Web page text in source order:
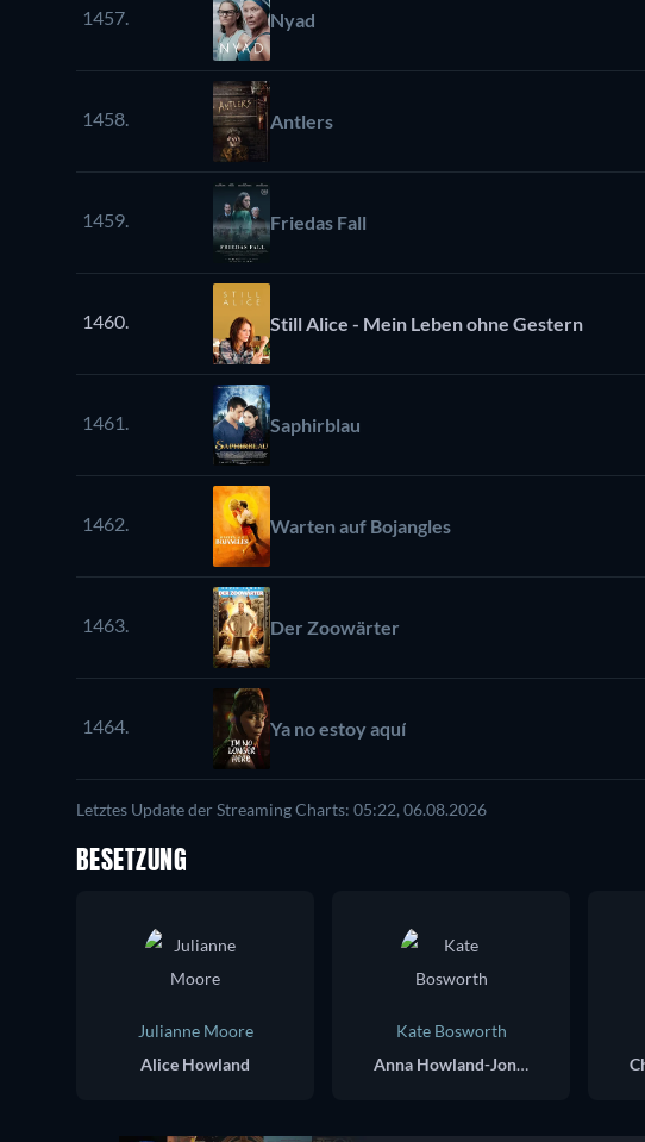
1457. Nyad
1458. Antlers
1459. Friedas Fall
1460. Still Alice - Mein Leben ohne Gestern
1461. Saphirblau
1462. Warten auf Bojangles
1463. Der Zoowärter
1464. Ya no estoy aquí
Letztes Update der Streaming Charts: 05:22, 06.08.2026
BESETZUNG
Julianne Moore
Alice Howland
Kate Bosworth
Anna Howland-Jones